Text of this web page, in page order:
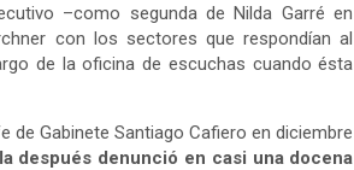
–como segunda de Nilda Garré en
con los sectores que respondían al
de la oficina de escuchas cuando ésta
Gabinete Santiago Cafiero en diciembre
después denunció en casi una docena